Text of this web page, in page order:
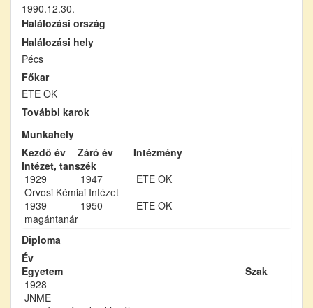
1990.12.30.
Halálozási ország
Halálozási hely
Pécs
Főkar
ETE OK
További karok
Munkahely
Kezdő év
Záró év
Intézmény
Intézet, tanszék
1929
1947
ETE OK
Orvosi Kémiai Intézet
1939
1950
ETE OK
magántanár
Diploma
Év
Egyetem
Szak
1928
JNME